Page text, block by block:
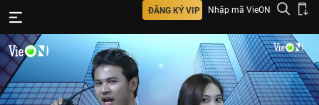
ĐĂNG KÝ VIP Nhập mã VieON